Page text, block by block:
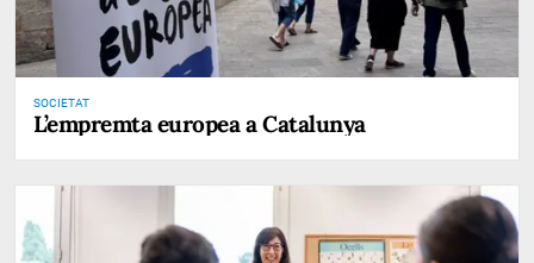
SOCIETAT
L’empremta europea a Catalunya